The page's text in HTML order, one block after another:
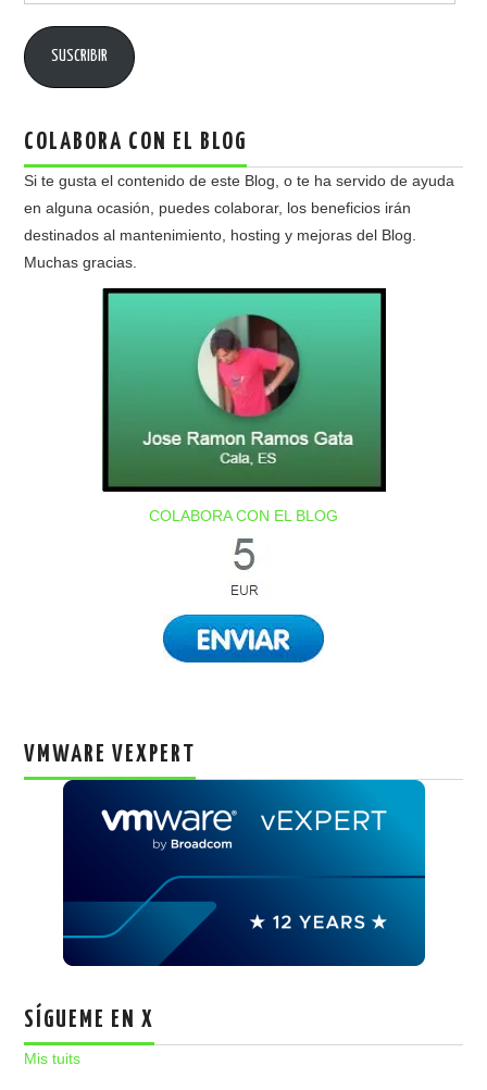
SUSCRIBIR
COLABORA CON EL BLOG
Si te gusta el contenido de este Blog, o te ha servido de ayuda
en alguna ocasión, puedes colaborar, los beneficios irán
destinados al mantenimiento, hosting y mejoras del Blog.
Muchas gracias.
COLABORA CON EL BLOG
VMWARE VEXPERT
SÍGUEME EN X
Mis tuits